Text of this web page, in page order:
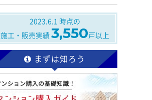
2023.6.1 時点の
施工・販売実績3,550戸以上
まずは知ろう